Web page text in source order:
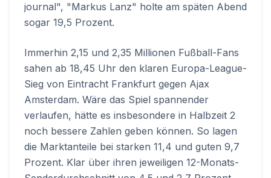
journal", "Markus Lanz" holte am späten Abend
sogar 19,5 Prozent.
Immerhin 2,15 und 2,35 Millionen Fußball-Fans
sahen ab 18,45 Uhr den klaren Europa-League-
Sieg von Eintracht Frankfurt gegen Ajax
Amsterdam. Wäre das Spiel spannender
verlaufen, hätte es insbesondere in Halbzeit 2
noch bessere Zahlen geben können. So lagen
die Marktanteile bei starken 11,4 und guten 9,7
Prozent. Klar über ihren jeweiligen 12-Monats-